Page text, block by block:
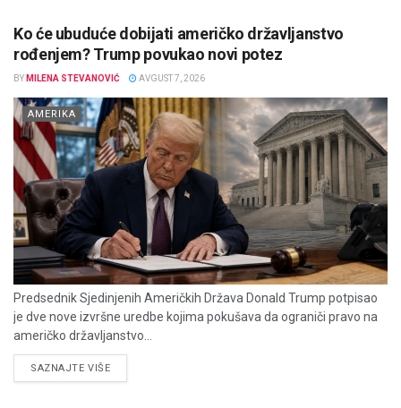
Ko će ubuduće dobijati američko državljanstvo
rođenjem? Trump povukao novi potez
BY MILENA STEVANOVIĆ AVGUST 7, 2026
AMERIKA
Predsednik Sjedinjenih Američkih Država Donald Trump potpisao
je dve nove izvršne uredbe kojima pokušava da ograniči pravo na
američko državljanstvo...
SAZNAJTE VIŠEDETAILS